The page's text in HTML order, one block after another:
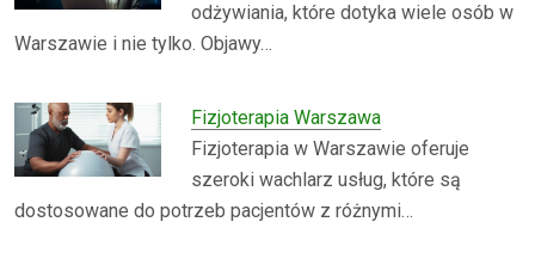
odżywiania, które dotyka wiele osób w
Warszawie i nie tylko. Objawy…
Fizjoterapia Warszawa
Fizjoterapia w Warszawie oferuje
szeroki wachlarz usług, które są
dostosowane do potrzeb pacjentów z różnymi…